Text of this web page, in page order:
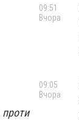
09:51
Вчора
09:05
Вчора